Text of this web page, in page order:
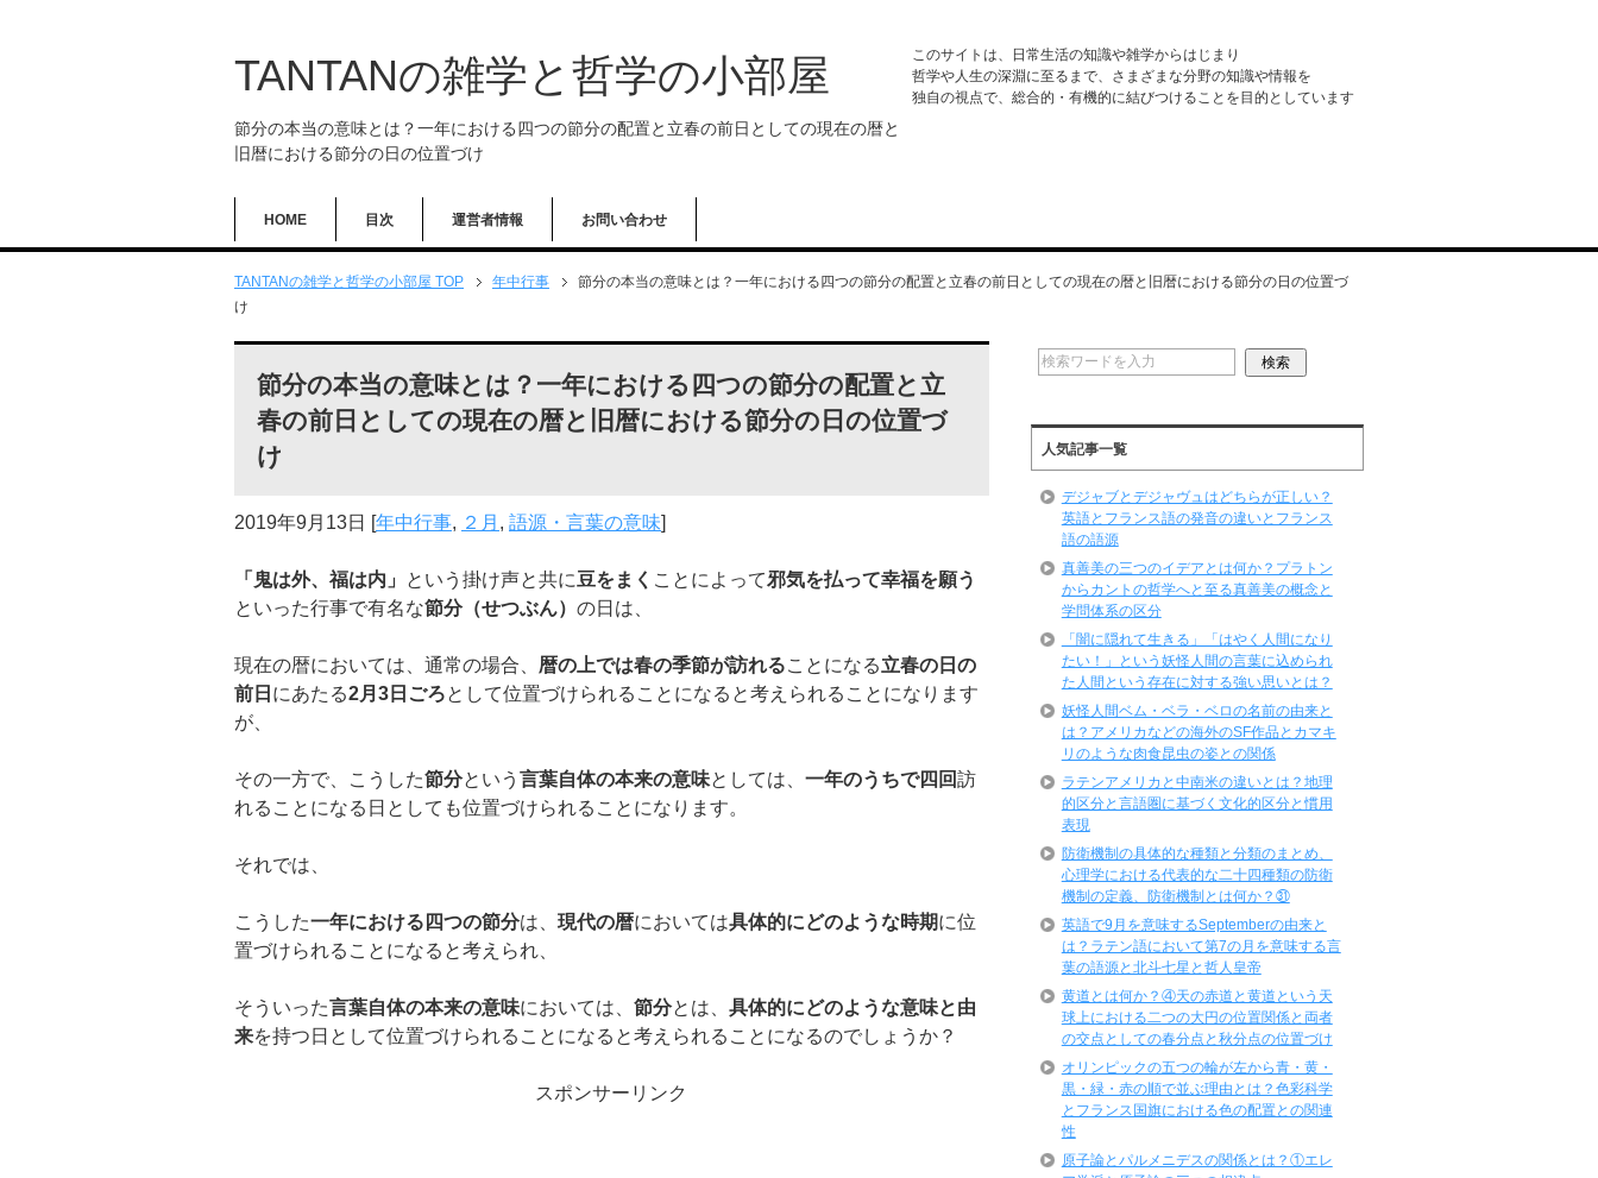
TANTANの雑学と哲学の小部屋
節分の本当の意味とは？一年における四つの節分の配置と立春の前日としての現在の暦と
旧暦における節分の日の位置づけ
このサイトは、日常生活の知識や雑学からはじまり
哲学や人生の深淵に至るまで、さまざまな分野の知識や情報を
独自の視点で、総合的・有機的に結びつけることを目的としています
HOME 目次 運営者情報 お問い合わせ
TANTANの雑学と哲学の小部屋 TOP 年中行事
節分の本当の意味とは？一年における四つの節分の配置と立春の前日としての現在の暦と旧暦における節分の日の位置づ
け
節分の本当の意味とは？一年における四つの節分の配置と立
春の前日としての現在の暦と旧暦における節分の日の位置づ
け
2019年9月13日 [年中行事, ２月 , 語源・言葉の意味]
「鬼は外、福は内」 という掛け声と共に豆をまく ことによって邪気を払って幸福を願う
といった行事で有名な節分（せつぶん） の日は、
現在の暦においては、通常の場合、 暦の上では春の季節が訪れることになる立春の日の
前日 にあたる2月 3 日ごろとして位置づけられることになると考えられることになります
が、
その一方で、こうした節分という 言葉自体の本来の意味としては、 一年のうちで四回訪
れることになる日としても位置づけられることになります。
それでは、
こうした一年における四つの節分は、 現代の暦においては具体的にどのような時期に位
置づけられることになると考えられ、
そういった言葉自体の本来の意味においては、 節分とは、 具体的にどのような意味と由
来を持つ日として位置づけられることになると考えられることになるのでしょうか？
スポンサーリンク
人気記事一覧
デジャブとデジャヴュはどちらが正しい？
英語とフランス語の発音の違いとフランス
語の語源
真善美の三つのイデアとは何か？プラトン
からカントの哲学へと至る真善美の概念と
学問体系の区分
「闇に隠れて生きる」「はやく人間になり
たい！」という妖怪人間の言葉に込められ
た人間という存在に対する強い思いとは？
妖怪人間ベム・ベラ・ベロの名前の由来と
は？アメリカなどの海外のSF作品とカマキ
リのような肉食昆虫の姿との関係
ラテンアメリカと中南米の違いとは？地理
的区分と言語圏に基づく文化的区分と慣用
表現
防衛機制の具体的な種類と分類のまとめ、
心理学における代表的な二十四種類の防衛
機制の定義、防衛機制とは何か？㉛
英語で9月を意味するSeptemberの由来と
は？ラテン語において第7の月を意味する言
葉の語源と北斗七星と哲人皇帝
黄道とは何か？④天の赤道と黄道という天
球上における二つの大円の位置関係と両者
の交点としての春分点と秋分点の位置づけ
オリンピックの五つの輪が左から青・黄・
黒・緑・赤の順で並ぶ理由とは？色彩科学
とフランス国旗における色の配置との関連
性
原子論とパルメニデスの関係とは？①エレ